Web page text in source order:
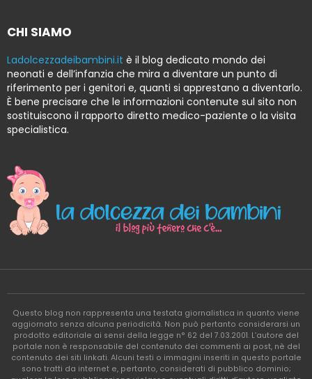
CHI SIAMO
Ladolcezzadeibambini.it è il blog dedicato mondo dei
neonati e dell’infanzia che mira a diventare un punto di
riferimento per i genitori e, quanti si apprestano a diventarlo.
È bene precisare che le informazioni contenute sul sito non
sostituiscono il rapporto diretto medico-paziente o la visita
specialistica.
Questo blog non rappresenta una testata giornalistica in quanto viene
aggiornato senza alcuna periodicità. Non può pertanto considerarsi un
prodotto editoriale ai sensi della legge n° 62 del 7.03.2001. L’autore del
portale non è responsabile del contenuto dei commenti ai post, nè del
contenuto dei siti linkati. Alcuni testi o immagini inseriti in questo portale
sono tratti da internet e, pertanto, considerati di pubblico dominio;